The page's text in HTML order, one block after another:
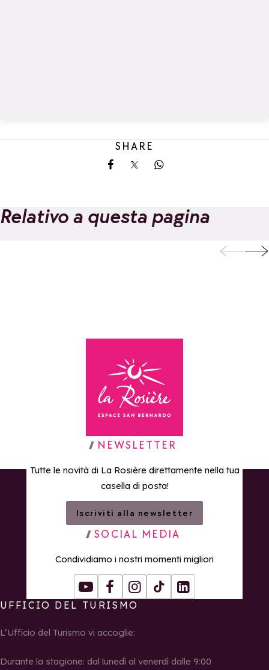
SHARE
Share on Facebook
Share on XShare on Whatsapp
Relativo a questa pagina
Scuola
sci (ESF) La
Torna alla home page
NEWSLETTER
Tutte le novità di La Rosière direttamente nella tua
casella di posta!
Iscriviti alla newsletter
SOCIAL MEDIA
Condividiamo i nostri momenti migliori
YoutubeFacebookInstagram
Tiktok LinkedIn
UFFICIO DEL TURISMO
L’Ufficio del Turismo vi accoglie:
Durante la stagione: dal lunedì al venerdì dalle 9:00